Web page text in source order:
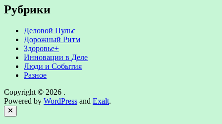
Рубрики
Деловой Пульс
Дорожный Ритм
Здоровье+
Инновации в Деле
Люди и События
Разное
Copyright © 2026 .
Powered by WordPress and Exalt.
Close